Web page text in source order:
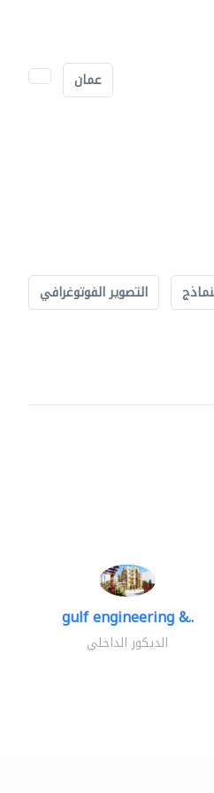
عمان
التصوير الفوتوغرافي
gulf engineering &..
الديكور الداخلي